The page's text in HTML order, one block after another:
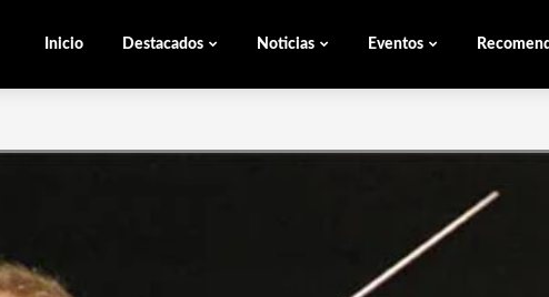
Inicio Destacados Noticias Eventos